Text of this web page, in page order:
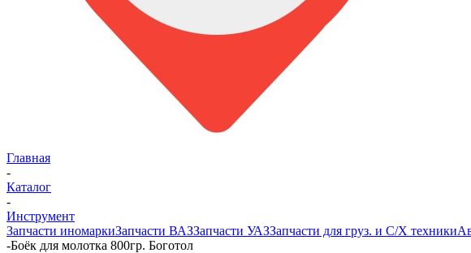
Главная
-
Каталог
-
Инструмент
Запчасти иномаркиЗапчасти ВАЗЗапчасти УАЗЗапчасти для груз. и С/Х техники
-Боёк для молотка 800гр. Боготол